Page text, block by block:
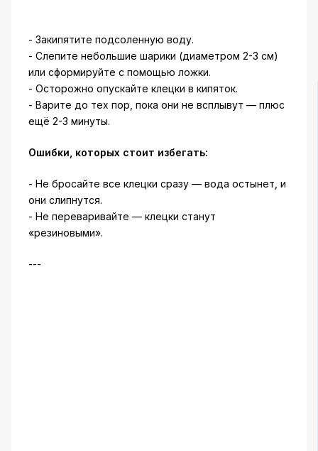
- Закипятите подсоленную воду.
- Слепите небольшие шарики (диаметром 2-3 см)
или сформируйте с помощью ложки.
- Осторожно опускайте клецки в кипяток.
- Варите до тех пор, пока они не всплывут — плюс
ещё 2-3 минуты.
Ошибки, которых стоит избегать:
- Не бросайте все клецки сразу — вода остынет, и
они слипнутся.
- Не переваривайте — клецки станут
«резиновыми».
---